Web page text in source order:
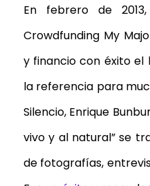
En febrero de
Crowdfunding My
y financio con éxito el
la referencia para
Silencio, Enrique
vivo y al natural” se
de fotografías,